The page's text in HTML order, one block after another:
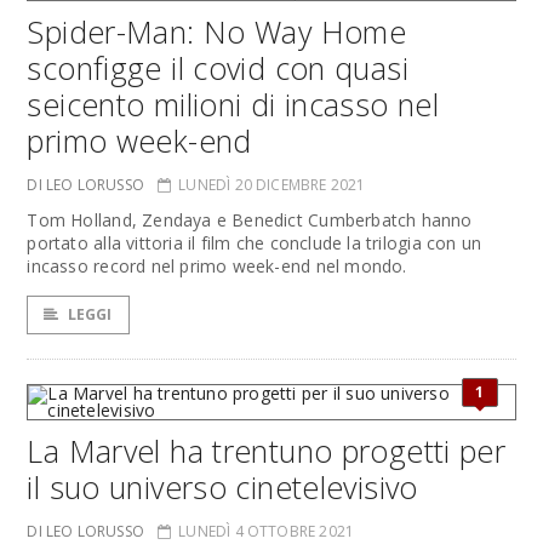
Spider-Man: No Way Home
sconfigge il covid con quasi
seicento milioni di incasso nel
primo week-end
DI LEO LORUSSO LUNEDÌ 20 DICEMBRE 2021
Tom Holland, Zendaya e Benedict Cumberbatch hanno
portato alla vittoria il film che conclude la trilogia con un
incasso record nel primo week-end nel mondo.
LEGGI
1
La Marvel ha trentuno progetti per
il suo universo cinetelevisivo
DI LEO LORUSSO LUNEDÌ 4 OTTOBRE 2021